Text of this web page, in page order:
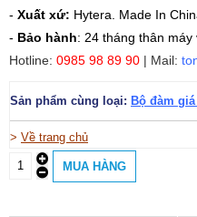
- Xuất xứ: Hytera. Made In
- Bảo hành: 24 tháng thân
Hotline: 0985 98 89 90 | Mail:
Sản phẩm cùng loại: Bộ đàm
> Về trang chủ